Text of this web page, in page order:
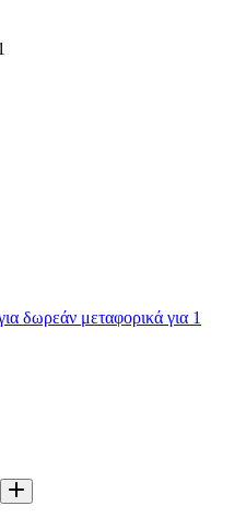
δωρεάν μεταφορικά για 1